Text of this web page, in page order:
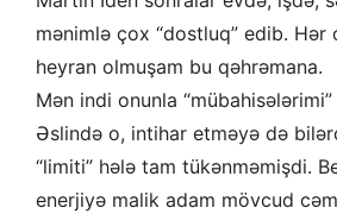
mənimlə çox “dostluq” edib. Hər
heyran olmuşam bu qəhrəmana.
Mən indi onunla “mübahisələrimi”
Əslində o, intihar etməyə də
“limiti” hələ tam tükənməmişdi.
enerjiyə malik adam mövcud